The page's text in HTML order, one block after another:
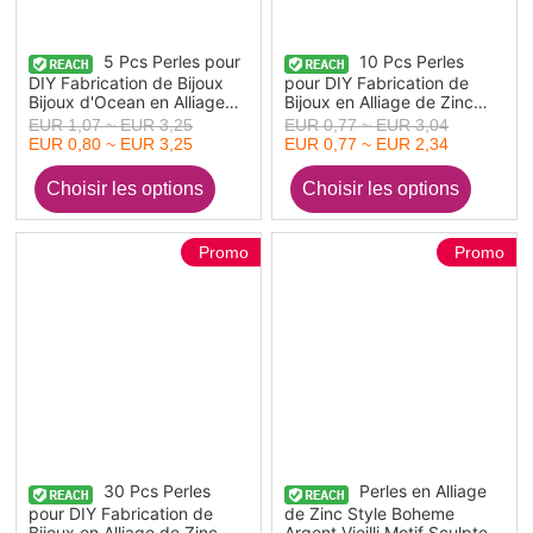
5 Pcs Perles pour
DIY Fabrication de Bijoux
Bijoux d'Ocean en Alliage
de Zinc Or Mat Tortue
Coquilles
EUR 1,07 ~ EUR 3,25
EUR 0,80 ~ EUR 3,25
10 Pcs Perles
pour DIY Fabrication de
Bijoux en Alliage de Zinc
Cuivre Rouge Antique Bleu
Rond Motif Sculpte Finition
Patinee Effet Vert-de-Gris
EUR 0,77 ~ EUR 3,04
EUR 0,77 ~ EUR 2,34
30 Pcs Perles
pour DIY Fabrication de
Promo
Perles en Alliage
de Zinc Style Boheme
Promo